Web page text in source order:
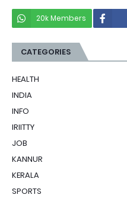
20k Members
CATEGORIES
HEALTH
INDIA
INFO
IRIITTY
JOB
KANNUR
KERALA
SPORTS